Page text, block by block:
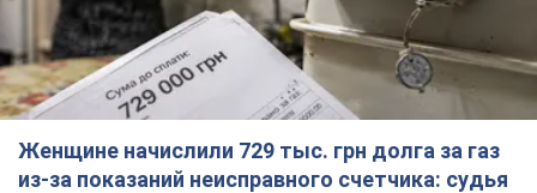
Женщине начислили 729 тыс. грн долга за газ
из-за показаний неисправного счетчика: судья